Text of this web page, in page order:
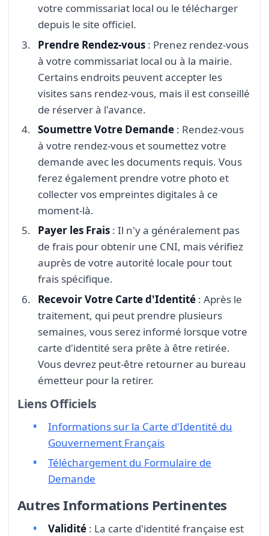
votre commissariat local ou le télécharger
depuis le site officiel.
Prendre Rendez-vous : Prenez rendez-vous
à votre commissariat local ou à la mairie.
Certains endroits peuvent accepter les
visites sans rendez-vous, mais il est conseillé
de réserver à l'avance.
Soumettre Votre Demande : Rendez-vous
à votre rendez-vous et soumettez votre
demande avec les documents requis. Vous
ferez également prendre votre photo et
collecter vos empreintes digitales à ce
moment-là.
Payer les Frais : Il n'y a généralement pas
de frais pour obtenir une CNI, mais vérifiez
auprès de votre autorité locale pour tout
frais spécifique.
Recevoir Votre Carte d'Identité : Après le
traitement, qui peut prendre plusieurs
semaines, vous serez informé lorsque votre
carte d'identité sera prête à être retirée.
Vous devrez peut-être retourner au bureau
émetteur pour la retirer.
Liens Officiels
Informations sur la Carte d'Identité du
Gouvernement Français
Téléchargement du Formulaire de
Demande
Autres Informations Pertinentes
Validité : La carte d'identité française est